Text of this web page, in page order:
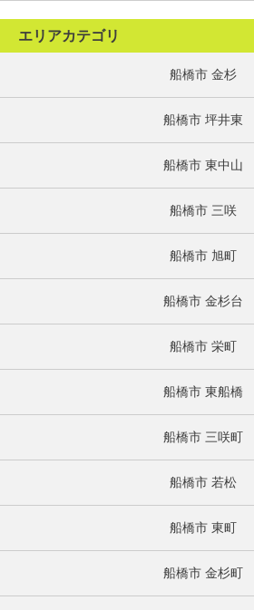
エリアカテゴリ
船橋市 金杉
船橋市 坪井東
船橋市 東中山
船橋市 三咲
船橋市 旭町
船橋市 金杉台
船橋市 栄町
船橋市 東船橋
船橋市 三咲町
船橋市 若松
船橋市 東町
船橋市 金杉町